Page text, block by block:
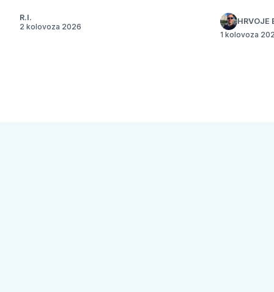
R.I.
2 kolovoza 2026
HRVOJE
1 kolovoza